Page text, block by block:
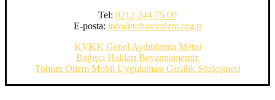
Tel: 0212 244 75 00
E-posta: info@tohumotizm.org.tr
KVKK Genel Aydınlatma Metni
Bağışçı Hakları Beyannamemiz
Tohum Otizm Mobil Uygulaması Gizlilik Sözleşmesi